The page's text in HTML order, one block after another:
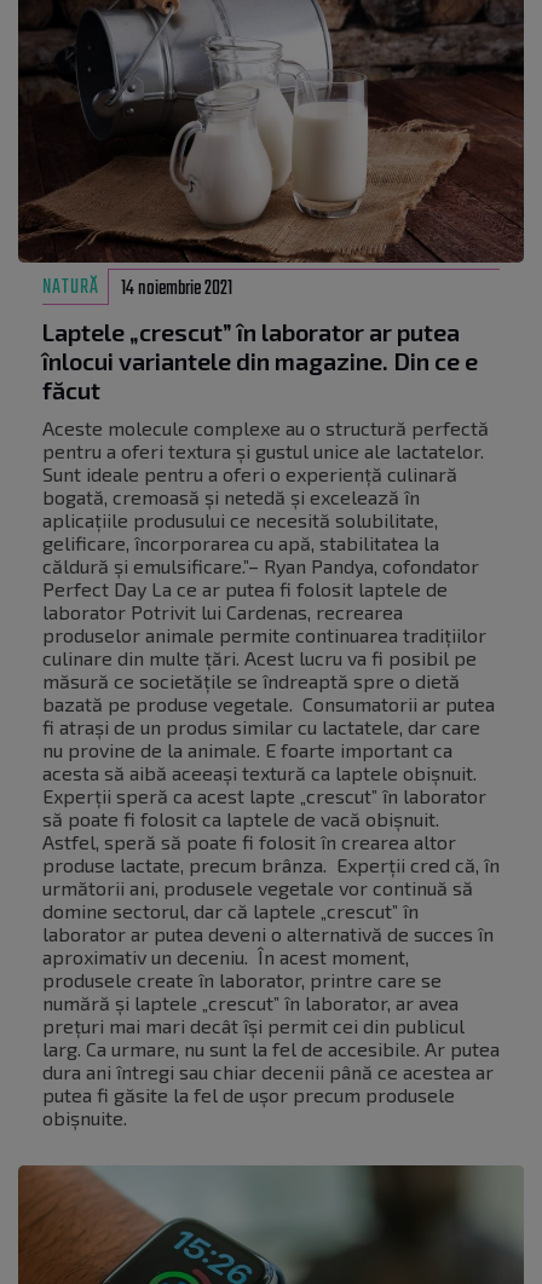
NATURĂ 14 noiembrie 2021
Laptele „crescut” în laborator ar putea
înlocui variantele din magazine. Din ce e
făcut
Aceste molecule complexe au o structură perfectă
pentru a oferi textura și gustul unice ale lactatelor.
Sunt ideale pentru a oferi o experiență culinară
bogată, cremoasă și netedă și excelează în
aplicațiile produsului ce necesită solubilitate,
gelificare, încorporarea cu apă, stabilitatea la
căldură și emulsificare.”– Ryan Pandya, cofondator
Perfect Day La ce ar putea fi folosit laptele de
laborator Potrivit lui Cardenas, recrearea
produselor animale permite continuarea tradițiilor
culinare din multe țări. Acest lucru va fi posibil pe
măsură ce societățile se îndreaptă spre o dietă
bazată pe produse vegetale. Consumatorii ar putea
fi atrași de un produs similar cu lactatele, dar care
nu provine de la animale. E foarte important ca
acesta să aibă aceeași textură ca laptele obișnuit.
Experții speră ca acest lapte „crescut” în laborator
să poate fi folosit ca laptele de vacă obișnuit.
Astfel, speră să poate fi folosit în crearea altor
produse lactate, precum brânza. Experții cred că, în
următorii ani, produsele vegetale vor continuă să
domine sectorul, dar că laptele „crescut” în
laborator ar putea deveni o alternativă de succes în
aproximativ un deceniu. În acest moment,
produsele create în laborator, printre care se
numără și laptele „crescut” în laborator, ar avea
prețuri mai mari decât își permit cei din publicul
larg. Ca urmare, nu sunt la fel de accesibile. Ar putea
dura ani întregi sau chiar decenii până ce acestea ar
putea fi găsite la fel de ușor precum produsele
obișnuite.